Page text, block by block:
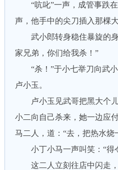
“吭叱”一声，成管事跌在
声，他手中的尖刀插入那棵
武小郎转身稳住暴旋的身
家兄弟，你们给我杀！”
“杀！”于小七举刀向武小
卢小玉。
卢小玉见武哥把黑大个儿
小二向自己杀来，她一边应
马二人，道：“去，把热水烧
小丁小马一声叫笑：“得
这二人立刻往店中闪走，